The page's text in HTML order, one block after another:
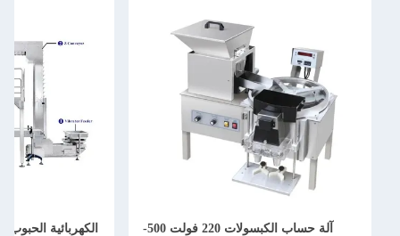
آلة حساب الكبسولات 220 فولت 500-
الكهربائية